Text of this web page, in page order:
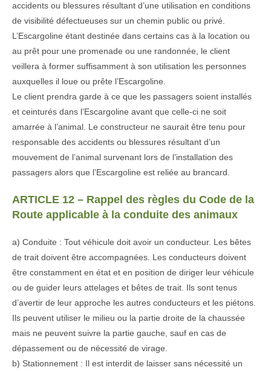
accidents ou blessures résultant d’une utilisation en conditions
de visibilité défectueuses sur un chemin public ou privé.
L’Escargoline étant destinée dans certains cas à la location ou
au prêt pour une promenade ou une randonnée, le client
veillera à former suffisamment à son utilisation les personnes
auxquelles il loue ou prête l’Escargoline.
Le client prendra garde à ce que les passagers soient installés
et ceinturés dans l’Escargoline avant que celle-ci ne soit
amarrée à l’animal. Le constructeur ne saurait être tenu pour
responsable des accidents ou blessures résultant d’un
mouvement de l’animal survenant lors de l’installation des
passagers alors que l’Escargoline est reliée au brancard.
ARTICLE 12 – Rappel des règles du Code de la
Route applicable à la conduite des animaux
a) Conduite : Tout véhicule doit avoir un conducteur. Les bêtes
de trait doivent être accompagnées. Les conducteurs doivent
être constamment en état et en position de diriger leur véhicule
ou de guider leurs attelages et bêtes de trait. Ils sont tenus
d’avertir de leur approche les autres conducteurs et les piétons.
Ils peuvent utiliser le milieu ou la partie droite de la chaussée
mais ne peuvent suivre la partie gauche, sauf en cas de
dépassement ou de nécessité de virage.
b) Stationnement : Il est interdit de laisser sans nécessité un